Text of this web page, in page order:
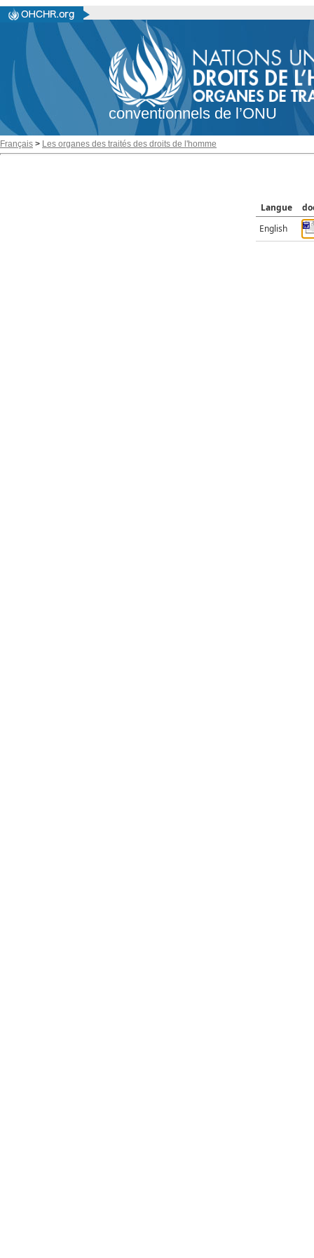
conventionnels de l’ONU
Français > Les organes des traités des droits de l'homme
Langue
English